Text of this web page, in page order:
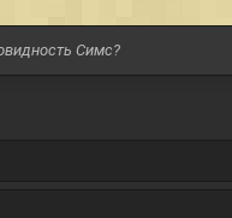
Симс?